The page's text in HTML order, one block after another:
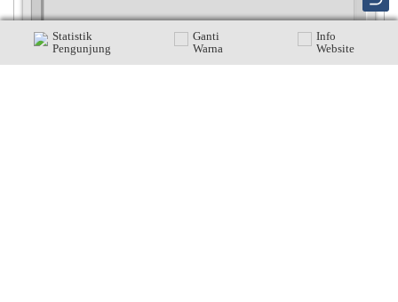
Statistik
Pengunjung
Ganti
Warna
Info
Website